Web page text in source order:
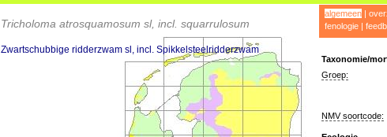
Tricholoma atrosquamosum sl, incl. squarrulosum
Zwartschubbige ridderzwam sl, incl. Spikkelsteelridderzwam
algemeen|
fenologie|
Taxonomie/
Groep:
NMV soortcode: